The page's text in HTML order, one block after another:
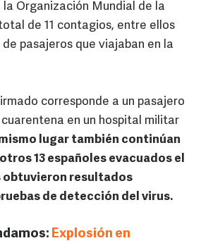
la Organización Mundial de la
de 11 contagios, entre ellos
pasajeros que viajaban en la
corresponde a un pasajero
en un hospital militar
mismo lugar también continúan
13 españoles evacuados el
obtuvieron resultados
de detección del virus.
Explosión en